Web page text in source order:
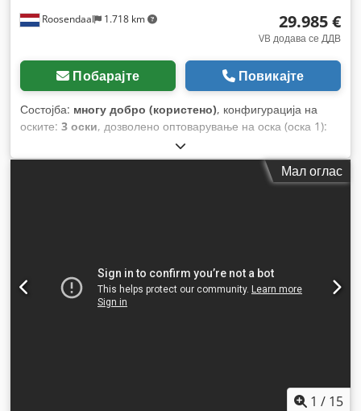
Roosendaal 1.718 km 29.985 €
VB додава се ДДВ
Побарајте Повикајте
Состојба: многу добро (користено), конфигурација на
оските: 3 оски, дозволено оптоварување на оска (оска 1):
, дозволено оптоварување на оската (оска 2):
кг, дозволено оптоварување на оска (оска 3):9.000 кг, прва
, должина на товарниот простор:
Година на изградба:2008, Опрема: ABS,
Мал оглас
1 / 15